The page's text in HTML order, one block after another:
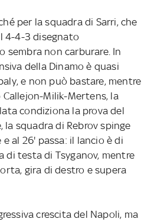
per la squadra di Sarri, che
4-4-3 disegnato
sembra non carburare. In
della Dinamo è quasi
e non può bastare, mentre
Milik-Mertens, la
condiziona la prova del
la squadra di Rebrov spinge
al 26' passa: il lancio è di
di testa di Tsyganov, mentre
gira di destro e supera
crescita del Napoli, ma